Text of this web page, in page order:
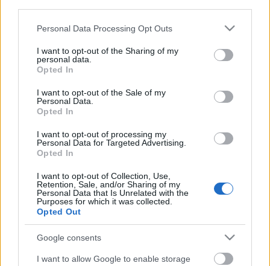
Please note that this website/app uses one or more Google
not limited to your visit or usage behaviour. You may click to
grant or deny consent to Google and its third-party tags to
use your data for below specified purposes in below Google
consent section.
Personal Data Processing Opt Outs
I want to opt-out of the Sharing of my
personal data.
Opted In
I want to opt-out of the Sale of my
Personal Data.
Opted In
I want to opt-out of processing my
Personal Data for Targeted Advertising.
Opted In
I want to opt-out of Collection, Use,
Retention, Sale, and/or Sharing of my
Personal Data that Is Unrelated with the
Purposes for which it was collected.
Opted Out
Google consents
I want to allow Google to enable storage
Változás kapui
látvány, jelmez, koreográfia:Bérczi Zsófia
alkotótársak:Bársony Júlia, Gyöngyösi Adrienn,
Terebessy Tóbiás
szereplők:Bársony Júlia, Birtalan Krisztina, Nagy
Fruzsina, Szabó Ági
-Botlábú nimfák (részletek a "Medence Csoport - Élőkép
bambusz hangjának csarnoka c. Millenárison
bemutatott vizuális és akusztikus előadásból)
látvány, jelmez, koreográfia:Bérczi Zsófia
bambuszlábak és bambuszszárnyak: Terebessy
Tóbiás
szereplők:Bársony Júlia, Birtalan Krisztina,
vetítés:Gyöngyösi Adrienn, Molnár Márk